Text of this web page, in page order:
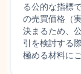
る公的な指標
の売買価格（
決まるため、
引を検討する
極める材料に